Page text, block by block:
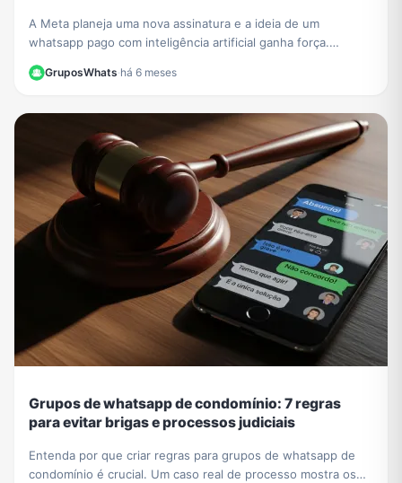
A Meta planeja uma nova assinatura e a ideia de um
whatsapp pago com inteligência artificial ganha força.
GruposWhats·há 6 meses
Grupos de whatsapp de condomínio: 7 regras
para evitar brigas e processos judiciais
Entenda por que criar regras para grupos de whatsapp de
condomínio é crucial. Um caso real de processo mostra os